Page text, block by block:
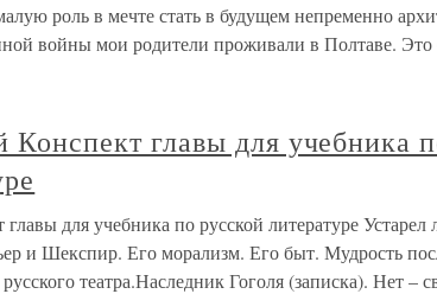
роль в мечте стать в будущем непременно
войны мои родители проживали в Полтаве.
главы для учебника
для учебника по русской литературе Устарел
и Шекспир. Его морализм. Его быт. Мудрость
театра.Наследник Гоголя (записка). Нет –